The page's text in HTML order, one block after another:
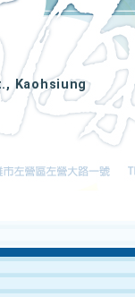
Kaohsiung